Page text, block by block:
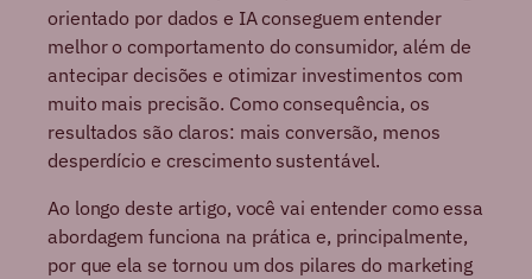
orientado por dados e IA conseguem entender
melhor o comportamento do consumidor, além de
antecipar decisões e otimizar investimentos com
muito mais precisão. Como consequência, os
resultados são claros: mais conversão, menos
desperdício e crescimento sustentável.
Ao longo deste artigo, você vai entender como essa
abordagem funciona na prática e, principalmente,
por que ela se tornou um dos pilares do marketing